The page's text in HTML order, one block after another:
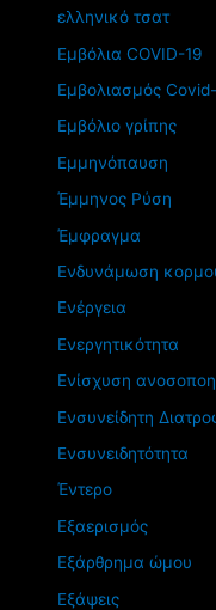
ελληνικό τσατ
Εμβόλια COVID-19
Εμβολιασμός
Εμβόλιο γρίπης
Εμμηνόπαυση
Έμμηνος Ρύση
Έμφραγμα
Ενδυνάμωση
Ενέργεια
Ενεργητικότητα
Ενίσχυση
Ενσυνείδητη
Ενσυνειδητότητα
Έντερο
Εξαερισμός
Εξάρθρημα ώμου
Εξάψεις